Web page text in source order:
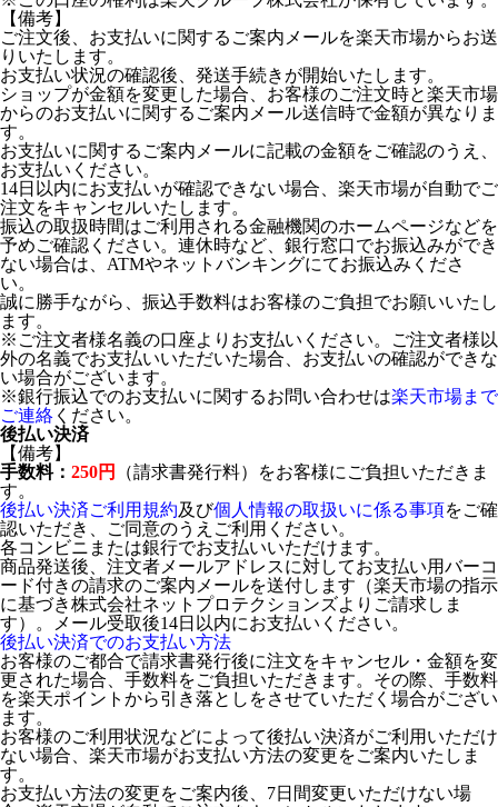
【備考】
ご注文後、お支払いに関するご案内メールを楽天市場からお送
りいたします。
お支払い状況の確認後、発送手続きが開始いたします。
ショップが金額を変更した場合、お客様のご注文時と楽天市場
からのお支払いに関するご案内メール送信時で金額が異なりま
す。
お支払いに関するご案内メールに記載の金額をご確認のうえ、
お支払いください。
14日以内にお支払いが確認できない場合、楽天市場が自動でご
注文をキャンセルいたします。
振込の取扱時間はご利用される金融機関のホームページなどを
予めご確認ください。連休時など、銀行窓口でお振込みができ
ない場合は、ATMやネットバンキングにてお振込みくださ
い。
誠に勝手ながら、振込手数料はお客様のご負担でお願いいたし
ます。
※ご注文者様名義の口座よりお支払いください。ご注文者様以
外の名義でお支払いいただいた場合、お支払いの確認ができな
い場合がございます。
※銀行振込でのお支払いに関するお問い合わせは楽天市場まで
ご連絡 ください。
後払い決済
【備考】
手数料： 250円
（請求書発行料）をお客様にご負担いただきま
す。
後払い決済ご利用規約及び個人情報の取扱いに係る事項をご確
認いただき、ご同意のうえご利用ください。
各コンビニまたは銀行でお支払いいただけます。
商品発送後、注文者メールアドレスに対してお支払い用バーコ
ード付きの請求のご案内メールを送付します（楽天市場の指示
に基づき株式会社ネットプロテクションズよりご請求しま
す）。メール受取後14日以内にお支払いください。
後払い決済でのお支払い方法
お客様のご都合で請求書発行後に注文をキャンセル・金額を変
更された場合、手数料をご負担いただきます。その際、手数料
を楽天ポイントから引き落としをさせていただく場合がござい
ます。
お客様のご利用状況などによって後払い決済がご利用いただけ
ない場合、楽天市場がお支払い方法の変更をご案内いたしま
す。
お支払い方法の変更をご案内後、7日間変更いただけない場